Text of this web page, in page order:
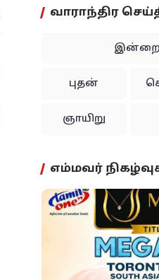
வாராந்திர
புதன்
ஞாயிறு
எம்மவர்